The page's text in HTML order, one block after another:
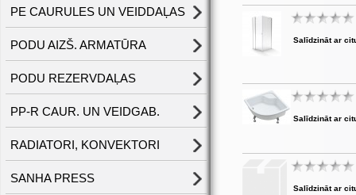
PE CAURULES UN VEIDDAĻAS
PODU AIZŠ. ARMATŪRA
PODU REZERVDAĻAS
PP-R CAUR. UN VEIDGAB.
RADIATORI, KONVEKTORI
SANHA PRESS
Salīdzināt ar
Salīdzināt ar
Salīdzināt ar